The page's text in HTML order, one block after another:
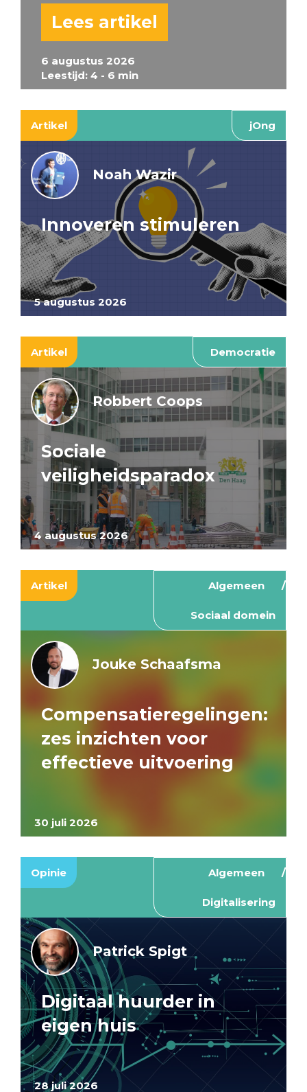
6 augustus 2026
Leestijd: 4 - 6 min
Lees artikel
Artikel jOng
5 augustus 2026
Noah Wazir
Innoveren stimuleren
Artikel Democratie
4 augustus 2026
Robbert Coops
Sociale
veiligheidsparadox
Artikel Algemeen
Sociaal domein
30 juli 2026
Jouke Schaafsma
Compensatieregelingen:
zes inzichten voor
effectieve uitvoering
Opinie Algemeen
Digitalisering
28 juli 2026
Patrick Spigt
Digitaal huurder in
eigen huis